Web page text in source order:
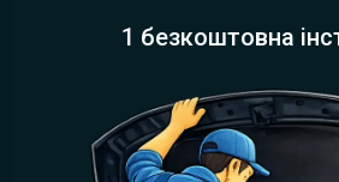
1 безкоштовна